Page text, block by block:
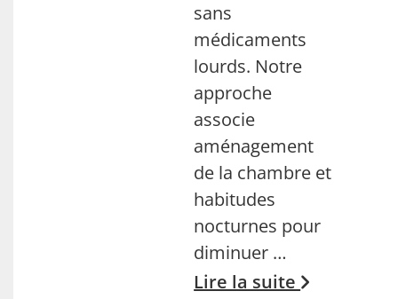
sans
médicaments
lourds. Notre
approche
associe
aménagement
de la chambre et
habitudes
nocturnes pour
diminuer …
Lire la suite